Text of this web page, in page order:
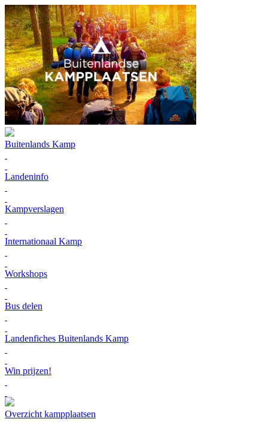
Buitenlands Kamp
Landeninfo
Kampverslagen
Internationaal Kamp
Workshops
Bus delen
Landenfiches Buitenlands Kamp
Win prijzen!
Overzicht kampplaatsen